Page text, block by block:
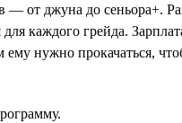
— от джуна до сеньора+.
каждого грейда.
нужно прокачаться,